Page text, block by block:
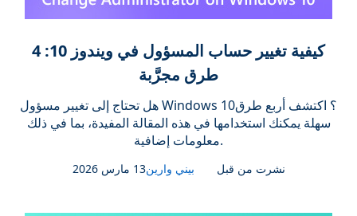
كيفية تغيير حساب المسؤول في ويندوز 10: 4
طرق مجرَّبة
هل تحتاج إلى تغيير مسؤول Windows 10؟ اكتشف أربع طرق
سهلة يمكنك استخدامها في هذه المقالة المفيدة، بما في ذلك
معلومات إضافية.
نشرت من قبل بيني وارين13 مارس 2026